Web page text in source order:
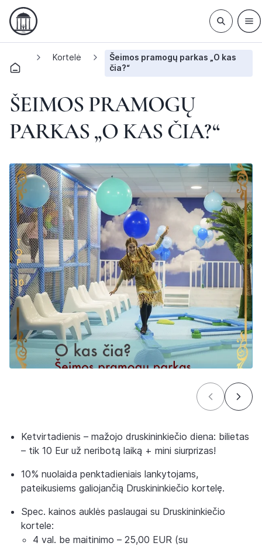
Kortelė
Šeimos pramogų parkas „O kas
čia?“
ŠEIMOS PRAMOGŲ
PARKAS „O KAS ČIA?“
Ketvirtadienis – mažojo druskininkiečio diena: bilietas
– tik 10 Eur už neribotą laiką + mini siurprizas!
10% nuolaida penktadieniais lankytojams,
pateikusiems galiojančią Druskininkiečio kortelę.
Spec. kainos auklės paslaugai su Druskininkiečio
kortele:
4 val. be maitinimo – 25,00 EUR (su